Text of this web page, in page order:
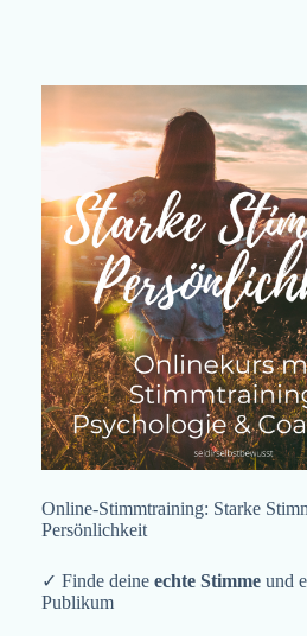
Online-Stimmtraining: Starke
Persönlichkeit
✓ Finde deine echte Stimme und
Publikum